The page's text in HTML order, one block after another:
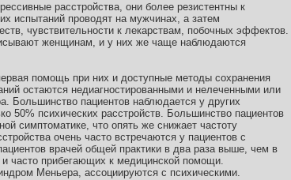
расстройства, они более резистентны к
испытаний проводят на мужчинах, а затем
чувствительности к лекарствам, побочных эффектов.
женщинам, и у них же чаще наблюдаются
помощь при них и доступные методы сохранения
остаются недиагностированными и нелеченными или
Большинство пациентов наблюдается у других
50% психических расстройств. Большинство пациентов
симптоматике, что опять же снижает частоту
очень часто встречаются у пациентов с
врачей общей практики в два раза выше, чем в
часто прибегающих к медицинской помощи.
Меньера, ассоциируются с психическими.